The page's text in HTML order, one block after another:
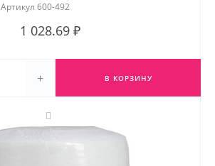
Артикул 600-492
1 028.69 ₽
+ В КОРЗИНУ